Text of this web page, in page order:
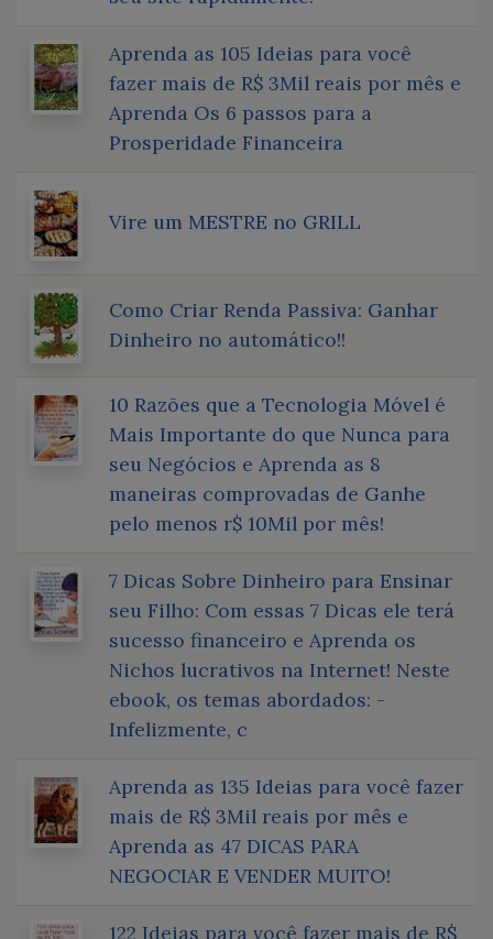
Aprenda as 105 Ideias para você
fazer mais de R$ 3Mil reais por mês e
Aprenda Os 6 passos para a
Prosperidade Financeira
Vire um MESTRE no GRILL
Como Criar Renda Passiva: Ganhar
Dinheiro no automático!!
10 Razões que a Tecnologia Móvel é
Mais Importante do que Nunca para
seu Negócios e Aprenda as 8
maneiras comprovadas de Ganhe
pelo menos r$ 10Mil por mês!
7 Dicas Sobre Dinheiro para Ensinar
seu Filho: Com essas 7 Dicas ele terá
sucesso financeiro e Aprenda os
Nichos lucrativos na Internet! Neste
ebook, os temas abordados: -
Infelizmente, c
Aprenda as 135 Ideias para você fazer
mais de R$ 3Mil reais por mês e
Aprenda as 47 DICAS PARA
NEGOCIAR E VENDER MUITO!
122 Ideias para você fazer mais de R$